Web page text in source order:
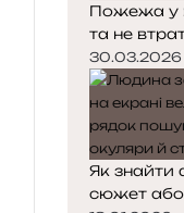
Пожежа у
та не
30.03.2026
Як знайти
сюжет або